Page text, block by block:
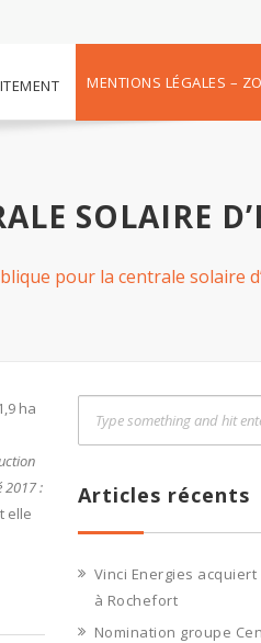
MENTIONS LÉGALES –
SOLAIRE
pour la centrale solaire
ha
2017 :
elle
Articles récents
Vinci Energies acquiert
à Rochefort
Nomination groupe